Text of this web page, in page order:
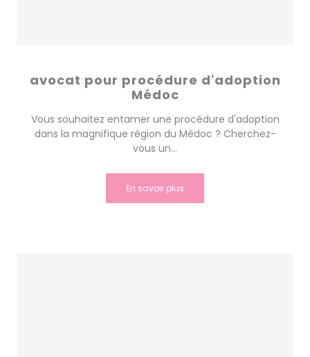
avocat pour procédure d'adoption
Médoc
Vous souhaitez entamer une procédure d'adoption
dans la magnifique région du Médoc ? Cherchez-
vous un...
En savoir plus